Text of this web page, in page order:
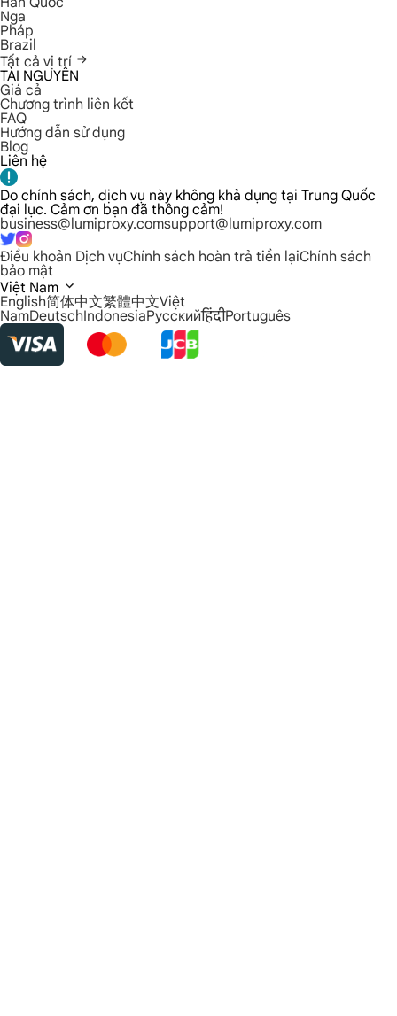
Nga
Pháp
Brazil
Tất cả vị trí
TÀI NGUYÊN
Giá cả
Chương trình liên kết
FAQ
Hướng dẫn sử dụng
Blog
Liên hệ
Do chính sách, dịch vụ này không khả dụng tại Trung Quốc
đại lục. Cảm ơn bạn đã thông cảm!
business@lumiproxy.comsupport@lumiproxy.com
Điều khoản Dịch vụChính sách hoàn trả tiền lạiChính sách
bảo mật
Việt Nam
English简体中文繁體中文Việt
NamDeutschIndonesiaРусскийहिंदीPortuguês